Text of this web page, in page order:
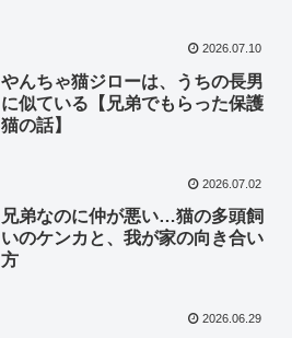
2026.07.10
やんちゃ猫ジローは、うちの長男
に似ている【兄弟でもらった保護
猫の話】
2026.07.02
兄弟なのに仲が悪い…猫の多頭飼
いのケンカと、我が家の向き合い
方
2026.06.29